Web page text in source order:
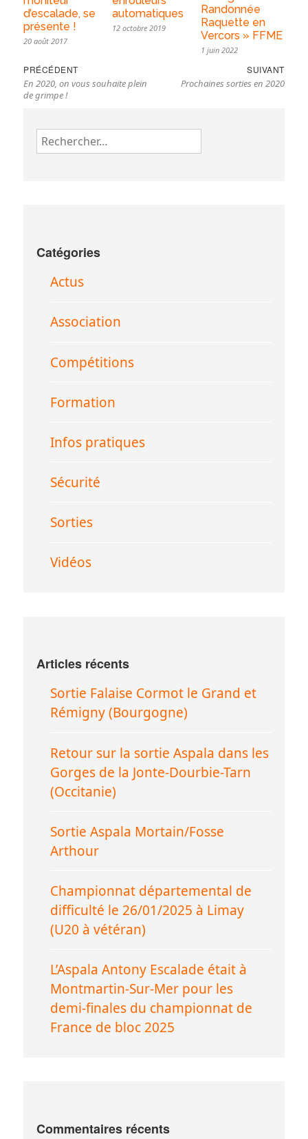
d’escalade, se
présente !
20 août 2017
automatiques
12 octobre 2019
Randonnée
Raquette en
Vercors » FFME
1 juin 2022
Navigation
de
l’article
PRÉCÉDENTPrevious
post:
En 2020, on vous souhaite plein
de grimpe !
SUIVANT
Prochaines sorties en 2020
Rechercher :
Catégories
Actus
Association
Compétitions
Formation
Infos pratiques
Sécurité
Sorties
Vidéos
Articles récents
Sortie Falaise Cormot le Grand et
Rémigny (Bourgogne)
Retour sur la sortie Aspala dans les
Gorges de la Jonte-Dourbie-Tarn
(Occitanie)
Sortie Aspala Mortain/Fosse
Arthour
Championnat départemental de
difficulté le 26/01/2025 à Limay
(U20 à vétéran)
L’Aspala Antony Escalade était à
Montmartin-Sur-Mer pour les
demi-finales du championnat de
France de bloc 2025
Commentaires récents